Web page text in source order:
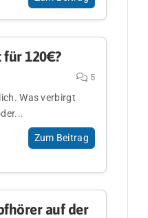
für 120€?
5
Was verbirgt
Zum Beitrag
auf der